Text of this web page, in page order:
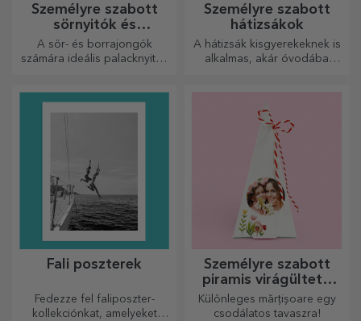
Személyre szabott
sörnyitók és
dugóhúzók
A sör- és borrajongók
számára ideális palacknyitók
személyre szabják őket.
Személyre szabott
hátizsákok
A hátizsák kisgyerekeknek is
alkalmas, akár óvodába
kicsidhez!
Fali poszterek
Fedezze fel faliposzter-
kollekciónkat, amelyeket
Személyre szabott
piramis virágültető
készletek
Különleges mărțișoare egy
csodálatos tavaszra!